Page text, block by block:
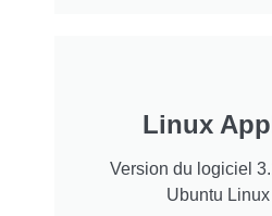
Linux
Version du logiciel
Ubuntu